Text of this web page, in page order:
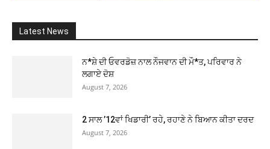
Latest News
ਨ*ਸ਼ੇ ਦੀ ਓਵਰਡੋਜ਼ ਨਾਲ ਨੌਜਵਾਨ ਦੀ ਮੌ*ਤ, ਪਰਿਵਾਰ ਨੇ
ਲਗਾਏ ਦੋਸ਼
August 7, 2026
2 ਸਾਲ ’12ਵਾਂ ਖਿਡਾਰੀ’ ਰਹੇ, ਰਹਾਣੇ ਨੇ ਬਿਆਨ ਕੀਤਾ ਦਰਦ
August 7, 2026